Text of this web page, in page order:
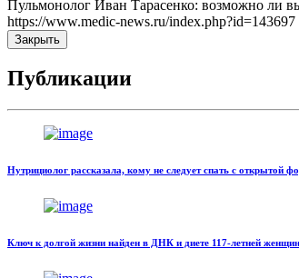
Пульмонолог Иван Тарасенко: возможно ли
https://www.medic-news.ru/index.php?id=143697
Закрыть
Публикации
Нутрициолог рассказала, кому не следует спать с открытой
Ключ к долгой жизни найден в ДНК и диете 117-летней